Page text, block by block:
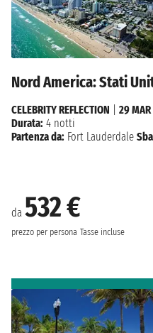
Nord America: Stati
da 532 €
prezzo per persona Tasse incluse
CELEBRITY REFLECTION
29
Durata: 4 notti
Partenza da: Fort Lauderdale